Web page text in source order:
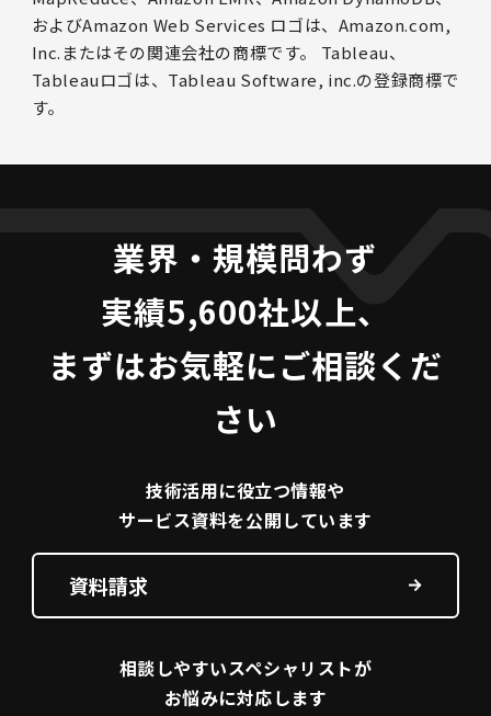
およびAmazon Web Services ロゴは、Amazon.com,
Inc.またはその関連会社の商標です。 Tableau、
Tableauロゴは、Tableau Software, inc.の登録商標で
す。
業界・規模問わず
実績5,600社以上、
まずはお気軽にご相談くだ
さい
技術活用に役立つ情報や
サービス資料を公開しています
資料請求
相談しやすいスペシャリストが
お悩みに対応します